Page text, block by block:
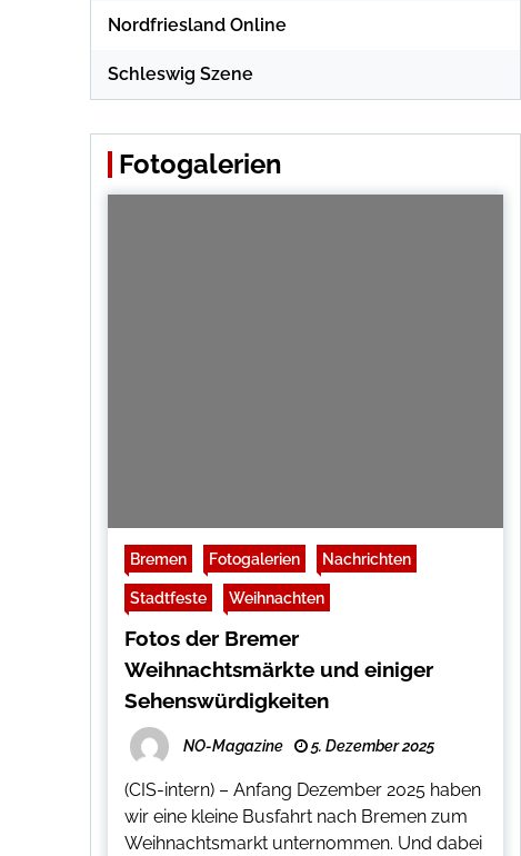
Nordfriesland Online
Schleswig Szene
Fotogalerien
Bremen Fotogalerien Nachrichten
Stadtfeste Weihnachten
Fotos der Bremer
Weihnachtsmärkte und einiger
Sehenswürdigkeiten
NO-Magazine 5. Dezember 2025
(CIS-intern) – Anfang Dezember 2025 haben
wir eine kleine Busfahrt nach Bremen zum
Weihnachtsmarkt unternommen. Und dabei